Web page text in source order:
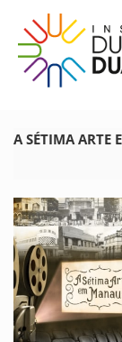
content
IDD – Instituto
Instituto Durango
A SÉTIMA ARTE